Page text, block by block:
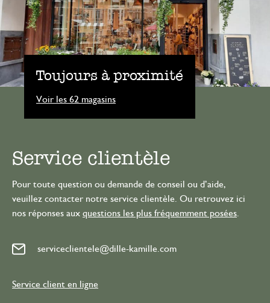
Toujours à proximité
Voir les 62 magasins
Service clientèle
Pour toute question ou demande de conseil ou d’aide,
veuillez contacter notre service clientèle. Ou retrouvez ici
nos réponses aux questions les plus fréquemment posées
serviceclientele@dille-kamille.com
Service client en ligne